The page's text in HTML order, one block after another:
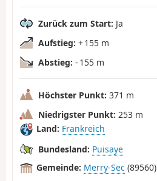
Zurück zum Start: Ja
Aufstieg: + 155 m
Abstieg: - 155 m
Höchster Punkt: 371 m
Niedrigster Punkt: 253 m
Land: Frankreich
Bundesland: Puisaye
Gemeinde: Merry-Sec (89560)